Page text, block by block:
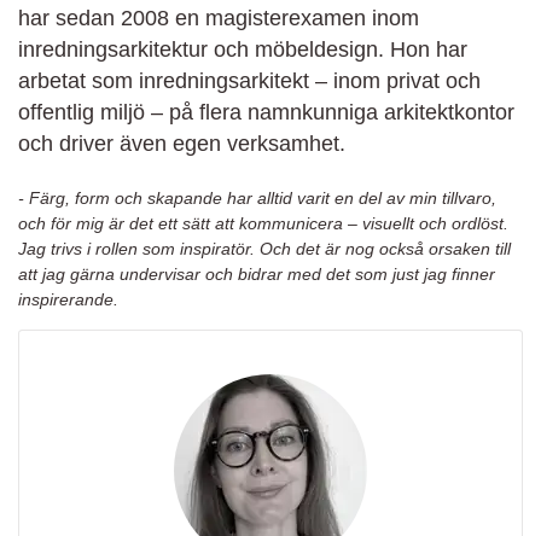
har sedan 2008 en magisterexamen inom
inredningsarkitektur och möbeldesign. Hon har
arbetat som inredningsarkitekt – inom privat och
offentlig miljö – på flera namnkunniga arkitektkontor
och driver även egen verksamhet.
- Färg, form och skapande har alltid varit en del av min tillvaro,
och för mig är det ett sätt att kommunicera – visuellt och ordlöst.
Jag trivs i rollen som inspiratör. Och det är nog också orsaken till
att jag gärna undervisar och bidrar med det som just jag finner
inspirerande.